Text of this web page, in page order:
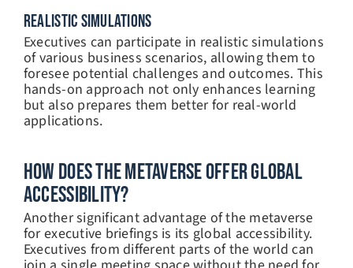
REALISTIC SIMULATIONS
Executives can participate in realistic simulations
of various business scenarios, allowing them to
foresee potential challenges and outcomes. This
hands-on approach not only enhances learning
but also prepares them better for real-world
applications.
How Does The Metaverse Offer Global
Accessibility?
Another significant advantage of the metaverse
for executive briefings is its global accessibility.
Executives from different parts of the world can